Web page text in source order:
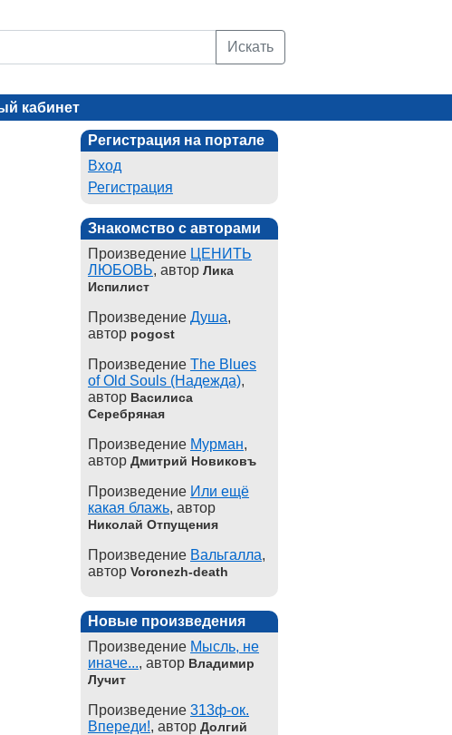
Искать
кабинет
Регистрация на портале
Вход
Регистрация
Знакомство с авторами
Произведение ЦЕНИТЬ
ЛЮБОВЬ, автор Лика
Испилист
Произведение Душа,
автор pogost
Произведение The Blues
of Old Souls (Надежда),
автор Василиса
Серебряная
Произведение Мурман,
автор Дмитрий Новиковъ
Произведение Или ещё
какая блажь, автор
Николай Отпущения
Произведение Вальгалла,
автор Voronezh-death
Новые произведения
Произведение Мысль, не
иначе..., автор Владимир
Лучит
Произведение 313ф-ок.
Впереди!, автор Долгий